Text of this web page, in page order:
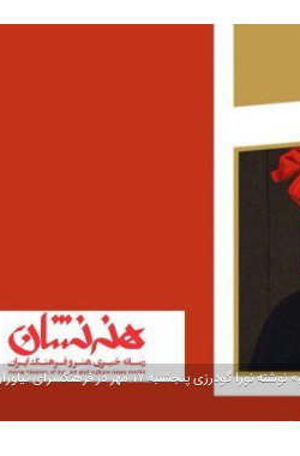
نشست رونمایی کتاب «درباره نقاشی‌های آیدین آغداشلو از مشق کردن تا از آن خودسازی» نوشته نورا گودرزی پنجشنبه ۱۷ مهر در